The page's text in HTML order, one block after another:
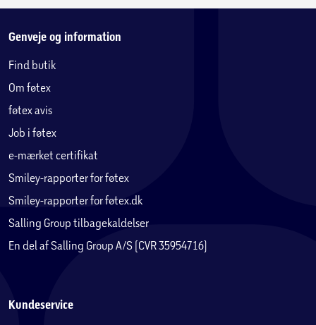
Genveje og information
Find butik
Om føtex
føtex avis
Job i føtex
e-mærket certifikat
Smiley-rapporter for føtex
Smiley-rapporter for føtex.dk
Salling Group tilbagekaldelser
En del af Salling Group A/S (CVR 35954716)
Kundeservice